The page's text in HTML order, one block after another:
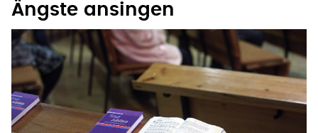
Ängste ansingen